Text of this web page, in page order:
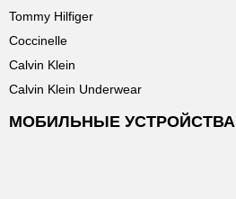
Tommy Hilfiger
Coccinelle
Calvin Klein
Calvin Klein Underwear
МОБИЛЬНЫЕ УСТРОЙСТВА